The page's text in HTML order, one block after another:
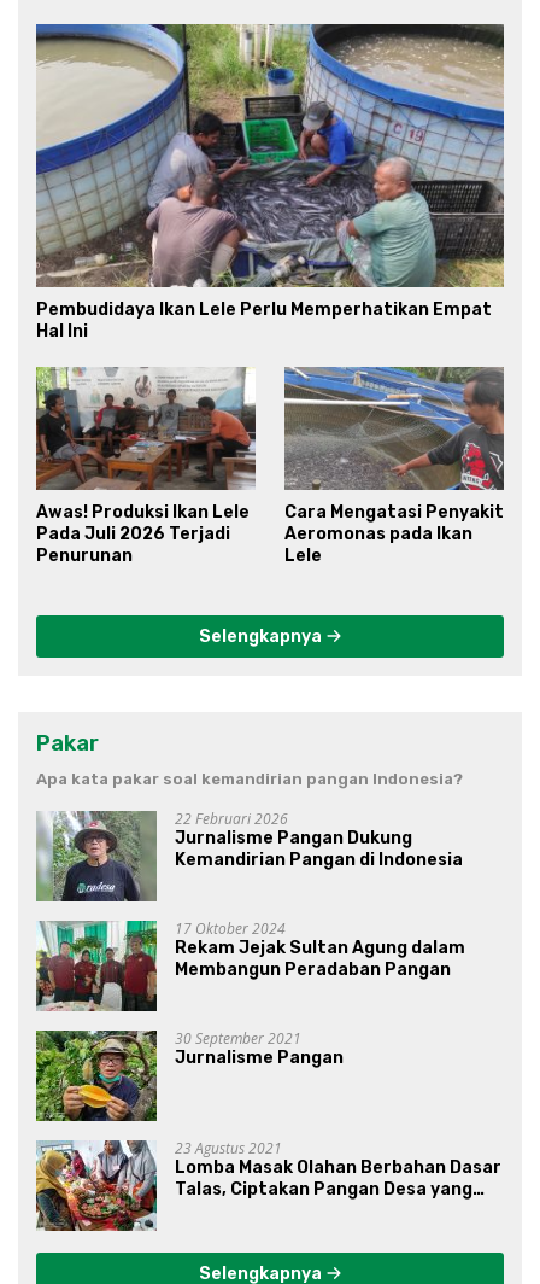
Pembudidaya Ikan Lele Perlu Memperhatikan Empat
Hal Ini
Awas! Produksi Ikan Lele
Pada Juli 2026 Terjadi
Penurunan
Cara Mengatasi Penyakit
Aeromonas pada Ikan
Lele
Selengkapnya
Pakar
Apa kata pakar soal kemandirian pangan Indonesia?
22 Februari 2026
Jurnalisme Pangan Dukung
Kemandirian Pangan di Indonesia
17 Oktober 2024
Rekam Jejak Sultan Agung dalam
Membangun Peradaban Pangan
30 September 2021
Jurnalisme Pangan
23 Agustus 2021
Lomba Masak Olahan Berbahan Dasar
Talas, Ciptakan Pangan Desa yang
Selengkapnya